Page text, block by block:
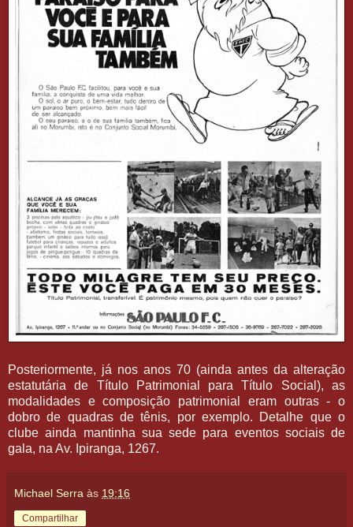
Posteriormente, já nos anos 70 (ainda antes da alteração
estatutária de Título Patrimonial para Título Social), as
modalidades e composição patrimonial eram outras - o
dobro de quadras de tênis, por exemplo. Detalhe que o
clube ainda mantinha sua sede para eventos sociais de
gala, na Av. Ipiranga, 1267.
Michael Serra às 19:16
Compartilhar